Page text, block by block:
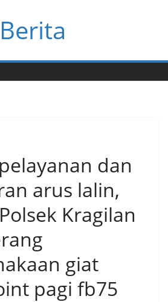
Berita
dan
arus lalin,
Kragilan
giat
pagi fb75